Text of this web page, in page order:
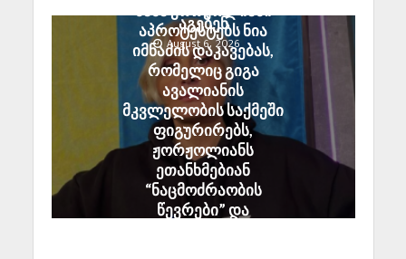
აგებენ
August 6, 2026
ნანა ჟორჟოლიანი
აპროტესტებს ნია
იმნაძის დაკავებას,
რომელიც გიგა
ავალიანის
მკვლელობის საქმეში
ფიგურირებს,
ჟორჟოლიანს
ეთანხმებიან
“ნაცმოძრაობის
წევრები” და